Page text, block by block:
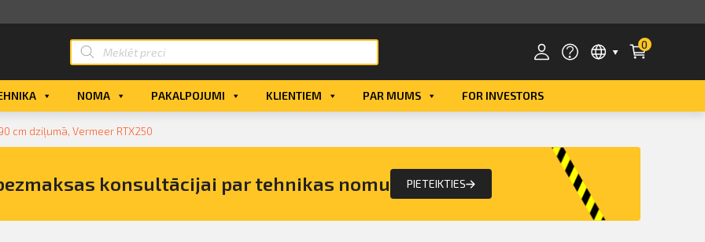
0
eParaksts
eParaksts mobile
NOMA PAKALPOJUMI KLIENTIEM PAR MUMS FOR INVESTORS
cm dziļumā, Vermeer RTX250
konsultācijai par tehnikas nomu PIETEIKTIES